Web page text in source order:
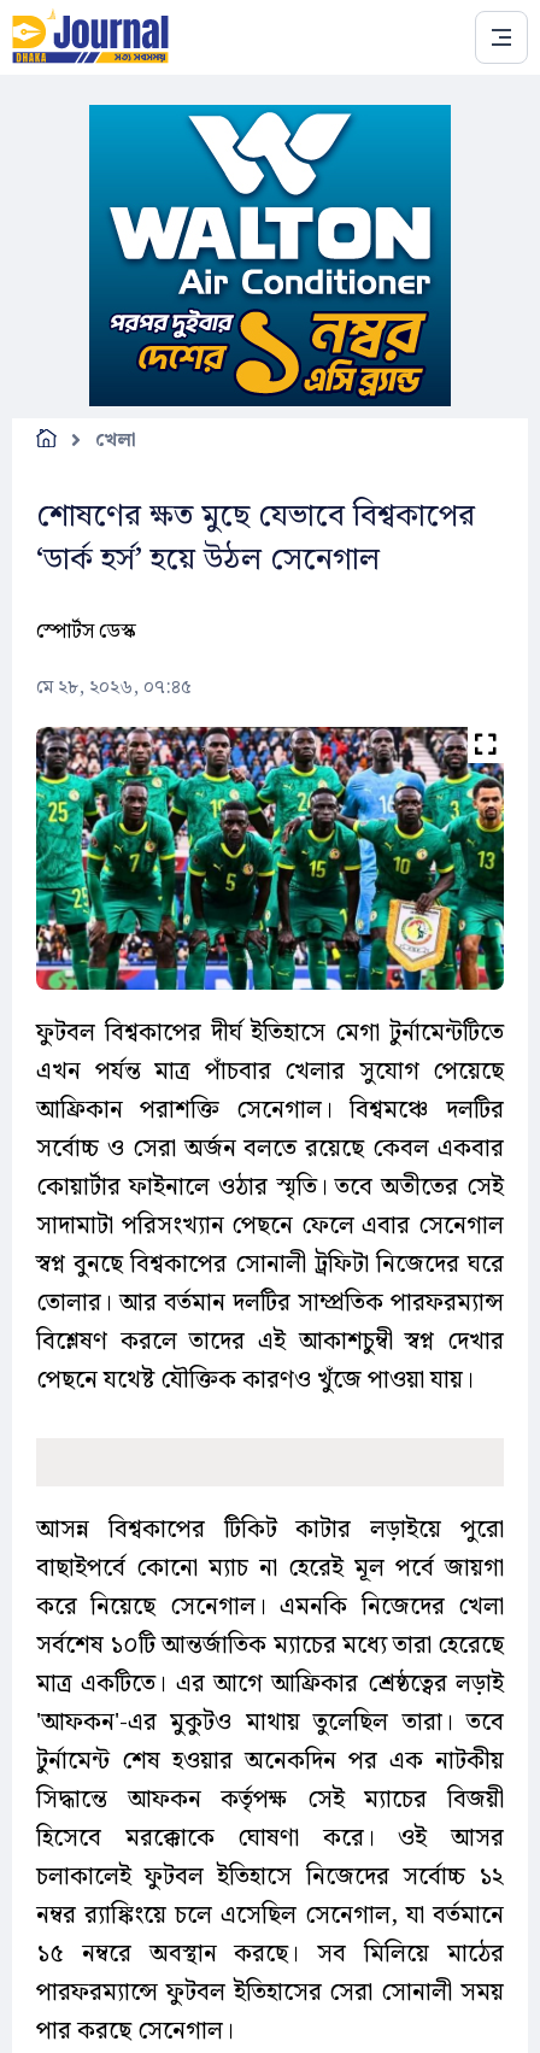
Skip to main content
খেলা
শোষণের ক্ষত মুছে যেভাবে বিশ্বকাপের
‘ডার্ক হর্স’ হয়ে উঠল সেনেগাল
স্পোর্টস ডেস্ক
মে ২৮, ২০২৬, ০৭:৪৫
ফুটবল বিশ্বকাপের দীর্ঘ ইতিহাসে মেগা টুর্নামেন্টটিতে
এখন পর্যন্ত মাত্র পাঁচবার খেলার সুযোগ পেয়েছে
আফ্রিকান পরাশক্তি সেনেগাল। বিশ্বমঞ্চে দলটির
সর্বোচ্চ ও সেরা অর্জন বলতে রয়েছে কেবল একবার
কোয়ার্টার ফাইনালে ওঠার স্মৃতি। তবে অতীতের সেই
সাদামাটা পরিসংখ্যান পেছনে ফেলে এবার সেনেগাল
স্বপ্ন বুনছে বিশ্বকাপের সোনালী ট্রফিটা নিজেদের ঘরে
তোলার। আর বর্তমান দলটির সাম্প্রতিক পারফরম্যান্স
বিশ্লেষণ করলে তাদের এই আকাশচুম্বী স্বপ্ন দেখার
পেছনে যথেষ্ট যৌক্তিক কারণও খুঁজে পাওয়া যায়।
আসন্ন বিশ্বকাপের টিকিট কাটার লড়াইয়ে পুরো
বাছাইপর্বে কোনো ম্যাচ না হেরেই মূল পর্বে জায়গা
করে নিয়েছে সেনেগাল। এমনকি নিজেদের খেলা
সর্বশেষ ১০টি আন্তর্জাতিক ম্যাচের মধ্যে তারা হেরেছে
মাত্র একটিতে। এর আগে আফ্রিকার শ্রেষ্ঠত্বের লড়াই
'আফকন'-এর মুকুটও মাথায় তুলেছিল তারা। তবে
টুর্নামেন্ট শেষ হওয়ার অনেকদিন পর এক নাটকীয়
সিদ্ধান্তে আফকন কর্তৃপক্ষ সেই ম্যাচের বিজয়ী
হিসেবে মরক্কোকে ঘোষণা করে। ওই আসর
চলাকালেই ফুটবল ইতিহাসে নিজেদের সর্বোচ্চ ১২
নম্বর র‍্যাঙ্কিংয়ে চলে এসেছিল সেনেগাল, যা বর্তমানে
১৫ নম্বরে অবস্থান করছে। সব মিলিয়ে মাঠের
পারফরম্যান্সে ফুটবল ইতিহাসের সেরা সোনালী সময়
পার করছে সেনেগাল।